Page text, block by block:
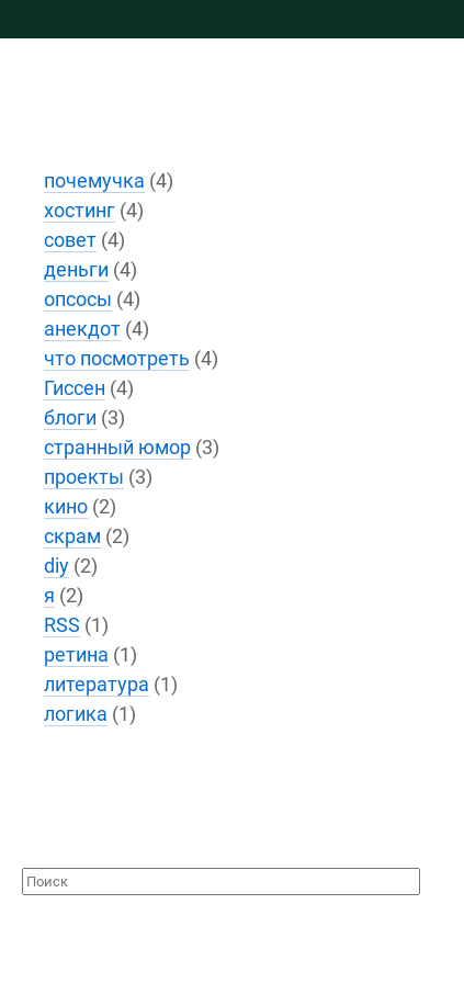
почемучка (4)
хостинг(4)
совет(4)
деньги (4)
опсосы (4)
анекдот(4)
что посмотреть (4)
Гиссен (4)
блоги (3)
странный юмор(3)
проекты (3)
кино(2)
скрам (2)
diy(2)
я (2)
RSS (1)
ретина (1)
литература (1)
логика (1)